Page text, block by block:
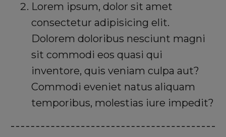
Lorem ipsum, dolor sit amet
consectetur adipisicing elit.
Dolorem doloribus nesciunt magni
sit commodi eos quasi qui
inventore, quis veniam culpa aut?
Commodi eveniet natus aliquam
temporibus, molestias iure impedit?